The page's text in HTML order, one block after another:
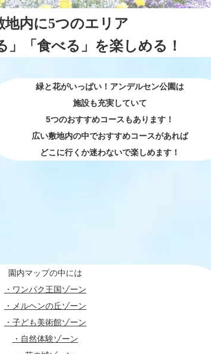
地内に5つのエリア
」「食べる」を楽しめる！
緑と花がいっぱい！アンデルセン公園は
施設も充実していて
5つのおすすめコースもあります！
広い敷地内の中でおすすめコースがあれば
どこに行くか迷わないで楽しめます！
園内マップの中には
・ワンパク王国ゾーン
・メルヘンの丘ゾーン
・子ども美術館ゾーン
・自然体験ゾーン